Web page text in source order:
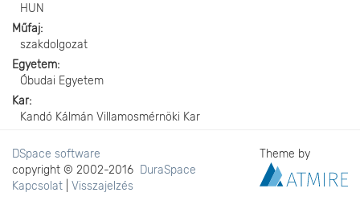
HUN
Műfaj
szakdolgozat
Egyetem
Óbudai Egyetem
Kar
Kandó Kálmán Villamosmérnöki Kar
DSpace software
copyright © 2002-2016 DuraSpace
Kapcsolat
Visszajelzés
Theme by